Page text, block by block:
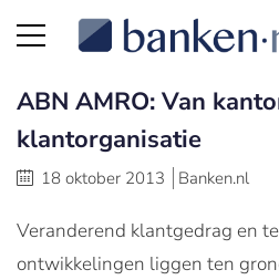
ABN AMRO: Van
klantorganisatie
18 oktober 2013 Banken.nl
Veranderend klantgedrag en
ontwikkelingen liggen ten